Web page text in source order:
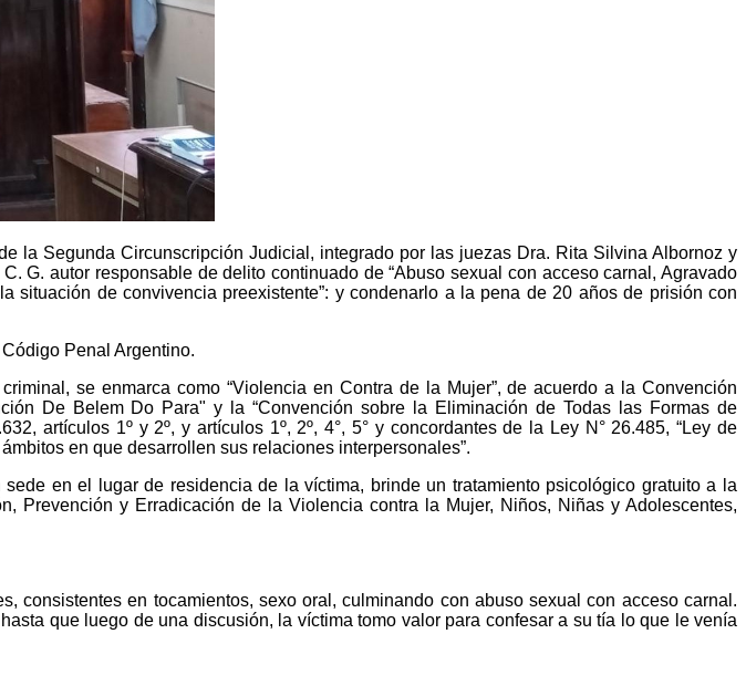
la Segunda Circunscripción Judicial, integrado por las juezas Dra. Rita Silvina Albornoz y
G. autor responsable de delito continuado de “Abuso sexual con acceso carnal, Agravado
de convivencia preexistente”: y condenarlo a la pena de 20 años de prisión con
Penal Argentino.
se enmarca como “Violencia en Contra de la Mujer”, de acuerdo a la Convención
De Belem Do Para" y la “Convención sobre la Eliminación de Todas las Formas de
artículos 1º y 2º, y artículos 1º, 2º, 4°, 5° y concordantes de la Ley N° 26.485, “Ley de
en que desarrollen sus relaciones interpersonales”.
en el lugar de residencia de la víctima, brinde un tratamiento psicológico gratuito a la
Prevención y Erradicación de la Violencia contra la Mujer, Niños, Niñas y Adolescentes,
consistentes en tocamientos, sexo oral, culminando con abuso sexual con acceso carnal.
que luego de una discusión, la víctima tomo valor para confesar a su tía lo que le venía